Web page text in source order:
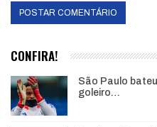
CONFIRA!
São Paulo
goleiro…